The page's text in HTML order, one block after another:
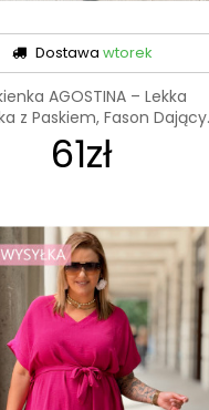
Dostawa wtorek
AGOSTINA – Lekka
z Paskiem, Fason
61zł